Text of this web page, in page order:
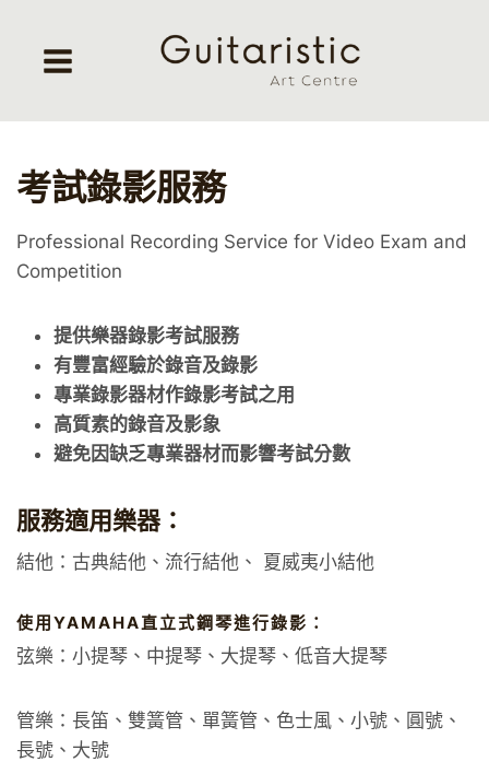
content
考試錄影服務
Professional Recording Service for Video Exam and
Competition
提供樂器錄影考試服務
有豐富經驗於錄音及錄影
專業錄影器材作錄影考試之用
高質素的錄音及影象
避免因缺乏專業器材而影響考試分數
服務適用樂器：
結他：古典結他、流行結他、 夏威夷小結他
使用YAMAHA直立式鋼琴進行錄影：
弦樂：小提琴、中提琴、大提琴、低音大提琴
管樂：長笛、雙簧管、單簧管、色士風、小號、圓號、
長號、大號